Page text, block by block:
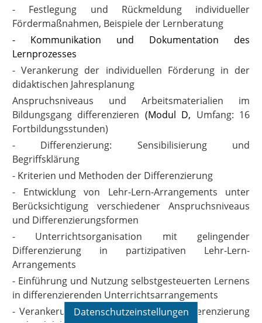
Datenschutzeinstellungen
- Festlegung und Rückmeldung individueller
Fördermaßnahmen, Beispiele der Lernberatung
- Kommunikation und Dokumentation des
Lernprozesses
- Verankerung der individuellen Förderung in der
didaktischen Jahresplanung
Anspruchsniveaus und Arbeitsmaterialien im
Bildungsgang differenzieren (Modul D, Umfang: 16
Fortbildungsstunden)
- Differenzierung: Sensibilisierung und
Begriffsklärung
- Kriterien und Methoden der Differenzierung
- Entwicklung von Lehr-Lern-Arrangements unter
Berücksichtigung verschiedener Anspruchsniveaus
und Differenzierungsformen
- Unterrichtsorganisation mit gelingender
Differenzierung in partizipativen Lehr-Lern-
Arrangements
- Einführung und Nutzung selbstgesteuerten Lernens
in differenzierenden Unterrichtsarrangements
- Verankerung von Maßnahmen zur Differenzierung